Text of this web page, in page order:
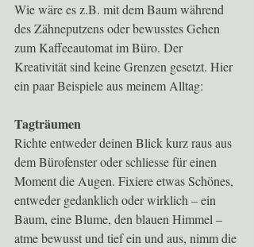
Wie wäre es z.B. mit dem Baum während
des Zähneputzens oder bewusstes Gehen
zum Kaffeeautomat im Büro. Der
Kreativität sind keine Grenzen gesetzt. Hier
ein paar Beispiele aus meinem Alltag:
Tagträumen
Richte entweder deinen Blick kurz raus aus
dem Bürofenster oder schliesse für einen
Moment die Augen. Fixiere etwas Schönes,
entweder gedanklich oder wirklich – ein
Baum, eine Blume, den blauen Himmel –
atme bewusst und tief ein und aus, nimm die